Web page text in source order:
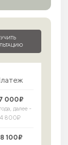
000₽
далее -
800₽
100₽